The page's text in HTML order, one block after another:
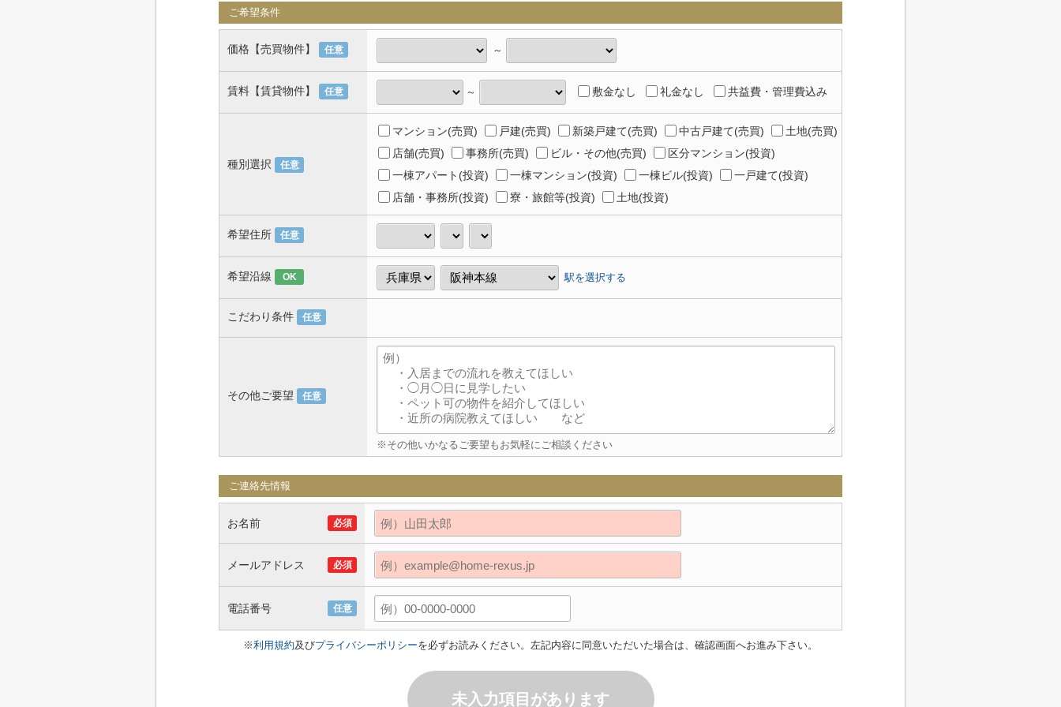
ご希望条件
価格【売買物件】 任意 ～
賃料【賃貸物件】 任意 ～ 敷金なし 礼金なし 共益費・管理費込み
種別選択 任意
マンション(売買) 戸建(売買) 新築戸建て(売買) 中古戸建て(売買)
土地(売買)
店舗(売買)
事務所(売買) ビル・その他(売買)
区分マンション(投資)
一棟アパート(投資)
一棟マンション(投資) 一棟ビル(投資)
一戸建て(投資)
店舗・事務所(投資)
寮・旅館等(投資) 土地(投資)
希望住所 任意
希望沿線 OK 駅を選択する
こだわり条件 任意
その他ご要望 任意
※その他いかなるご要望もお気軽にご相談ください
ご連絡先情報
お名前 必須
メールアドレス 必須
電話番号 任意
※利用規約及びプライバシーポリシーを必ずお読みください。左記内容に同意いただいた場合は、確認画面へお進み下さい。
未入力項目があります